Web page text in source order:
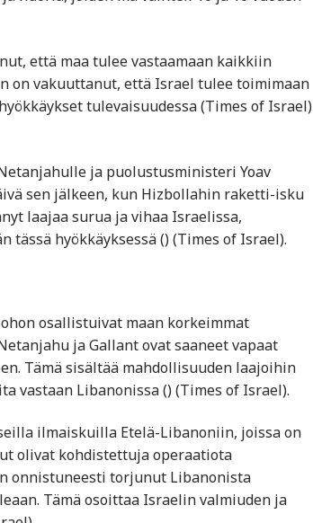
että maa tulee vastaamaan kaikkiin
on vakuuttanut, että Israel tulee toimimaan
tulevaisuudessa​ (Times of Israel)​
ja puolustusministeri Yoav
sen jälkeen, kun Hizbollahin raketti-isku
laajaa surua ja vihaa Israelissa,
hyökkäyksessä​ ()​​ (Times of Israel)​.
osallistuivat maan korkeimmat
ja Gallant ovat saaneet vapaat
Tämä sisältää mahdollisuuden laajoihin
Libanonissa​ ()​​ (Times of Israel)​.
ilmaiskuilla Etelä-Libanoniin, joissa on
olivat kohdistettuja operaatiota
onnistuneesti torjunut Libanonista
Tämä osoittaa Israelin valmiuden ja